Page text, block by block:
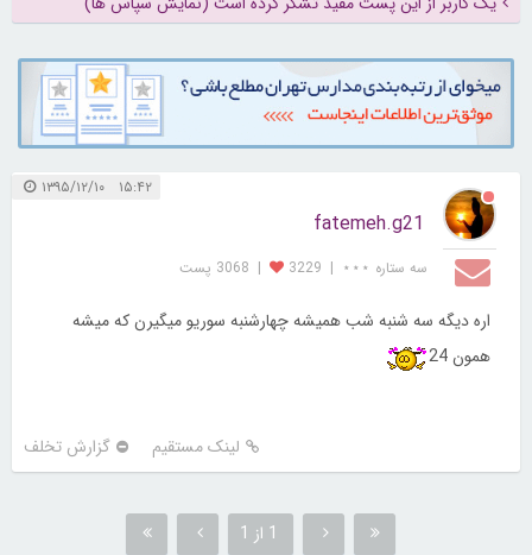
۱۵:۴۲ ۱۳۹۵/۱۲/۱۰
fatemeh.g21
سه ستاره ⋆⋆⋆ |
3229
| 3068 پست
اره دیگه سه شنبه شب همیشه چهارشنبه سوریو میگیرن که میشه
همون 24
لینک مستقیم گزارش تخلف
1 از 1